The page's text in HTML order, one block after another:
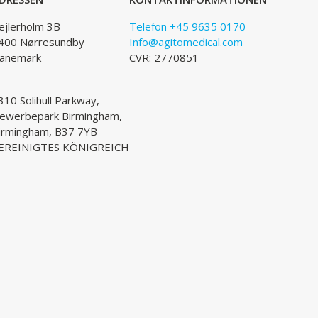
3B
Nørresundby
Solihull Parkway,
Birmingham,
B37 7YB
KÖNIGREICH
Telefon +45 9635 0170
Info@agitomedical.com
CVR: 2770851